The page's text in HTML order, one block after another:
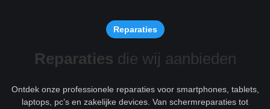
Reparaties
Reparaties die wij aanbieden
Ontdek onze professionele reparaties voor smartphones, tablets,
laptops, pc’s en zakelijke devices. Van schermreparaties tot